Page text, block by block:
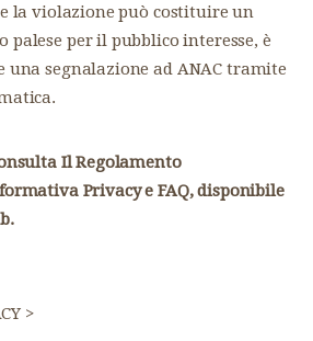
la violazione può costituire un
palese per il pubblico interesse, è
una segnalazione ad ANAC tramite
Il Regolamento
Privacy e FAQ, disponibile
>